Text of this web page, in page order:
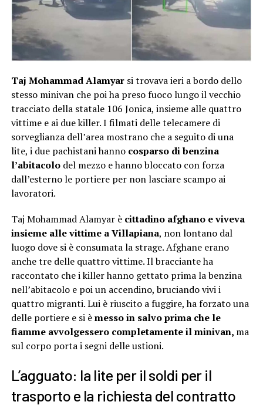
Taj Mohammad Alamyarsi trovava ieri a bordo dello
stesso minivan che poi ha preso fuoco lungo il vecchio
tracciato della statale 106 Jonica, insieme alle quattro
vittime e ai due killer. I filmati delle telecamere di
sorveglianza dell’area mostrano che a seguito di una
lite, i due pachistani hanno cosparso di benzina
l’abitacolodel mezzo e hanno bloccato con forza
dall’esterno le portiere per non lasciare scampo ai
lavoratori.
Taj Mohammad Alamyar è cittadino afghano e viveva
insieme alle vittime a Villapiana, non lontano dal
luogo dove si è consumata la strage. Afghane erano
anche tre delle quattro vittime. Il bracciante ha
raccontato che i killer hanno gettato prima la benzina
nell’abitacolo e poi un accendino, bruciando vivi i
quattro migranti. Lui è riuscito a fuggire, ha forzato una
delle portiere e si èmesso in salvo prima che le
fiamme avvolgessero completamente il minivan, ma
sul corpo porta i segni delle ustioni.
L’agguato: la lite per il soldi per il
trasporto e la richiesta del contratto